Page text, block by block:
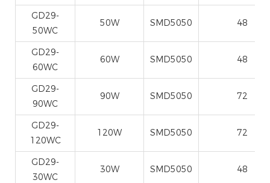
GD29-
50WC
50W SMD5050 48
GD29-
60WC
60W SMD5050 48
GD29-
90WC
90W SMD5050 72
GD29-
120WC
120W SMD5050 72
GD29-
30WC
30W SMD5050 48